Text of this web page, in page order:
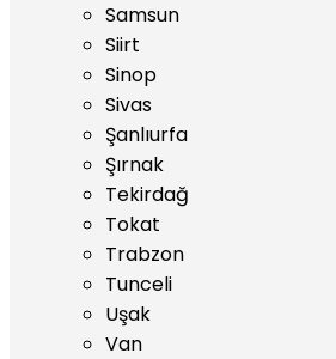
Samsun
Siirt
Sinop
Sivas
Şanlıurfa
Şırnak
Tekirdağ
Tokat
Trabzon
Tunceli
Uşak
Van